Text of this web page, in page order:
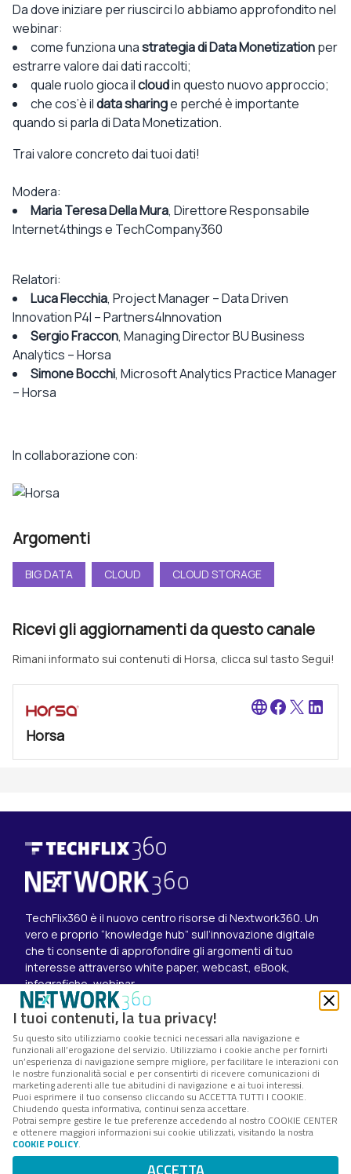
Da dove iniziare per riuscirci lo abbiamo approfondito nel
webinar:
come funziona unastrategia di Data Monetizationper
estrarre valore dai dati raccolti;
quale ruolo gioca ilcloudin questo nuovo approccio;
che cos’è ildata sharinge perché è importante
quando si parla di Data Monetization.
Trai valore concreto dai tuoi dati!
Modera:
Maria Teresa Della Mura, Direttore Responsabile
Internet4things e TechCompany360
Relatori:
Luca Flecchia, Project Manager – Data Driven
Innovation P4I – Partners4Innovation
Sergio Fraccon, Managing Director BU Business
Analytics – Horsa
Simone Bocchi, Microsoft Analytics Practice Manager
– Horsa
In collaborazione con:
Argomenti
BIG DATA CLOUD CLOUD STORAGE
Ricevi gli aggiornamenti da questo canale
Rimani informato sui contenuti di Horsa, clicca sul tasto Segui!
language
Horsa
TechFlix360 è il nuovo centro risorse di Nextwork360. Un
vero e proprio “knowledge hub” sull’innovazione digitale
che ti consente di approfondire gli argomenti di tuo
interesse attraverso white paper, webcast, eBook,
infografiche, webinar.
Esplora i contenuti
Canali
White paper
Eventi on demand
Eventi futuri
Seguici su
Twitter
LinkedIn
Instagram
Nextwork360 – Codice fiscale e Partita IVA 13868590962
I tuoi contenuti, la tua privacy!
Su questo sito utilizziamo cookie tecnici necessari alla navigazione e
funzionali all’erogazione del servizio. Utilizziamo i cookie anche per fornirti
un’esperienza di navigazione sempre migliore, per facilitare le interazioni con
le nostre funzionalità social e per consentirti di ricevere comunicazioni di
marketing aderenti alle tue abitudini di navigazione e ai tuoi interessi.
Puoi esprimere il tuo consenso cliccando su ACCETTA TUTTI I COOKIE.
Chiudendo questa informativa, continui senza accettare.
Potrai sempre gestire le tue preferenze accedendo al nostro COOKIE CENTER
e ottenere maggiori informazioni sui cookie utilizzati, visitando la nostra
COOKIE POLICY.
ACCETTA